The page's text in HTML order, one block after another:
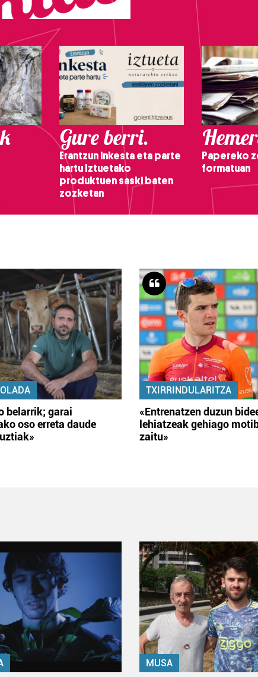
Gure berri.
Erantzun inkesta eta parte
hartu Iztuetako
produktuen saski baten
zozketan
Papereko
formatuan
belarrik; garai
oso erreta daude
TXIRRINDULARITZA
«Entrenatzen duzun
lehiatzeak gehiago
zaitu»
MUSA